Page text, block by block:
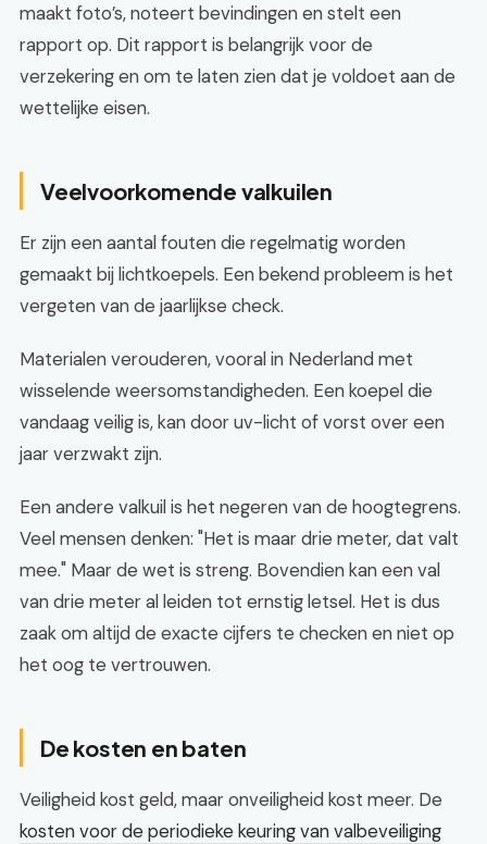
maakt foto’s, noteert bevindingen en stelt een
rapport op. Dit rapport is belangrijk voor de
verzekering en om te laten zien dat je voldoet aan de
wettelijke eisen.
Veelvoorkomende valkuilen
Er zijn een aantal fouten die regelmatig worden
gemaakt bij lichtkoepels. Een bekend probleem is het
vergeten van de jaarlijkse check.
Materialen verouderen, vooral in Nederland met
wisselende weersomstandigheden. Een koepel die
vandaag veilig is, kan door uv-licht of vorst over een
jaar verzwakt zijn.
Een andere valkuil is het negeren van de hoogtegrens.
Veel mensen denken: "Het is maar drie meter, dat valt
mee." Maar de wet is streng. Bovendien kan een val
van drie meter al leiden tot ernstig letsel. Het is dus
zaak om altijd de exacte cijfers te checken en niet op
het oog te vertrouwen.
De kosten en baten
Veiligheid kost geld, maar onveiligheid kost meer. De
kosten voor de periodieke keuring van valbeveiliging